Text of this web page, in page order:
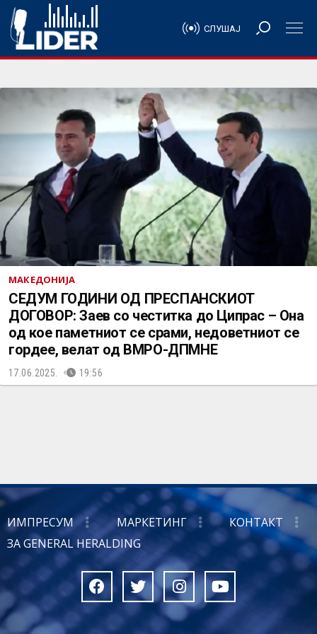
СЛУШАЈ
МАКЕДОНИЈА
СЕДУМ ГОДИНИ ОД ПРЕСПАНСКИОТ
ДОГОВОР: Заев со честитка до Ципрас – Она
од кое паметниот се срами, недоветниот се
гордее, велат од ВМРО-ДПМНЕ
17.06.2025. 19:56
ИМПРЕСУМ МАРКЕТИНГ
КОНТАКТ
ЗА GENERAL HERALDING